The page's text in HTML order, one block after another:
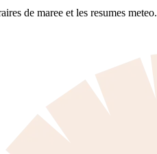
de maree et les resumes meteo.